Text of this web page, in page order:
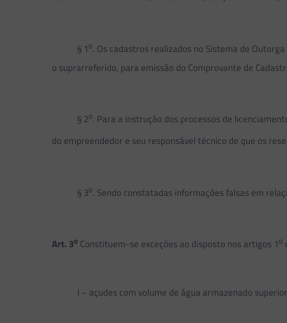
§ 1o. Os cadastros realizados no Sistema de
o suprarreferido, para emissão do Comprovante de Cadastro
§ 2o. Para a instrução dos processos de
do empreendedor e seu responsável técnico de que os
§ 3o. Sendo constatadas informações falsas em
Art. 3o Constituem-se exceções ao disposto nos artigos 1o
I – açudes com volume de água armazenado superior